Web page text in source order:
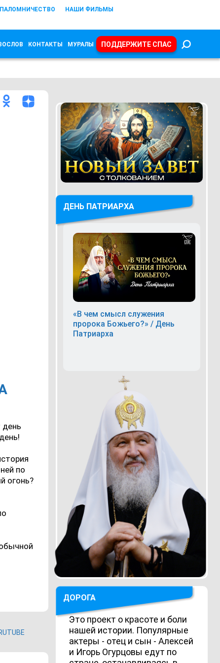
ПАЛОМНИЧЕСТВО
НАШИ ФИЛЬМЫ
КОНТАКТЫ МУРАЛЫ ПОДДЕРЖИТЕ СПАС
день
по
огонь?
ДЕНЬ ПАТРИАРХА
«В чем смысл служения
пророка Божьего?» / День
Патриарха
ДОРОГА
Это проект о красоте и боли
нашей истории. Популярные
актеры - отец и сын - Алексей
и Игорь Огурцовы едут по